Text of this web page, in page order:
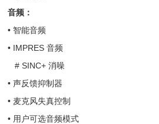
音频：
• 智能音频
• IMPRES 音频
# SINC+ 消噪
• 声反馈抑制器
• 麦克风失真控制
• 用户可选音频模式